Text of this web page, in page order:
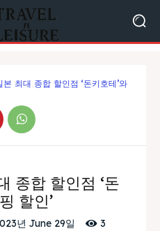
최대 종합 할인점 ‘돈키호테’와
종합 할인점 ‘돈
할인’
년 June 29일 3